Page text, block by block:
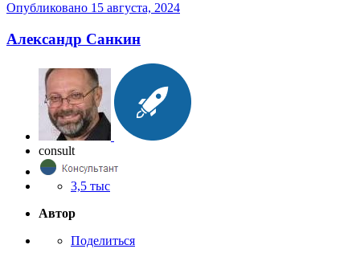
Опубликовано 15 августа, 2024
Александр Санкин
consult
3,5 тыс
Автор
Поделиться